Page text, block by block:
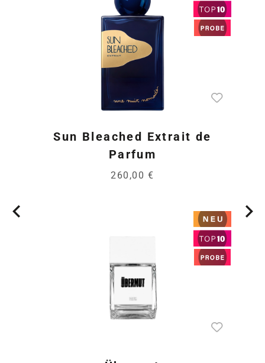
Sun Bleached Extrait de
Parfum
260,00 €